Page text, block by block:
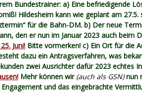
Bundestrainer: a) Eine befriedigende
Hildesheim kann wie geplant am
für die Bahn-DM. b) Der neue
den er nun im Januar 2023 auch beim
Juni!Bitte vormerken! c) Ein Ort für die
dazu ein Antragsverfahren, was
zwei Ausrichter dafür 2023 echtes
Mehr können wir (auch als GSN)nun
und das eingebrachte